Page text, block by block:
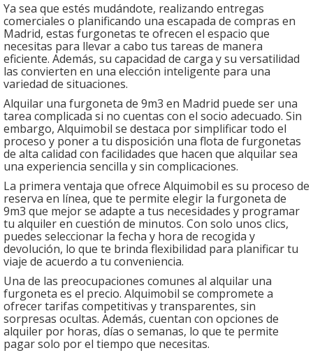
Ya sea que estés mudándote, realizando entregas
comerciales o planificando una escapada de compras en
Madrid, estas furgonetas te ofrecen el espacio que
necesitas para llevar a cabo tus tareas de manera
eficiente. Además, su capacidad de carga y su versatilidad
las convierten en una elección inteligente para una
variedad de situaciones.
Alquilar una furgoneta de 9m3 en Madrid puede ser una
tarea complicada si no cuentas con el socio adecuado. Sin
embargo, Alquimobil se destaca por simplificar todo el
proceso y poner a tu disposición una flota de furgonetas
de alta calidad con facilidades que hacen que alquilar sea
una experiencia sencilla y sin complicaciones.
La primera ventaja que ofrece Alquimobil es su proceso de
reserva en línea, que te permite elegir la furgoneta de
9m3 que mejor se adapte a tus necesidades y programar
tu alquiler en cuestión de minutos. Con solo unos clics,
puedes seleccionar la fecha y hora de recogida y
devolución, lo que te brinda flexibilidad para planificar tu
viaje de acuerdo a tu conveniencia.
Una de las preocupaciones comunes al alquilar una
furgoneta es el precio. Alquimobil se compromete a
ofrecer tarifas competitivas y transparentes, sin
sorpresas ocultas. Además, cuentan con opciones de
alquiler por horas, días o semanas, lo que te permite
pagar solo por el tiempo que necesitas.